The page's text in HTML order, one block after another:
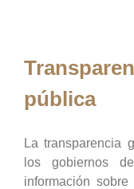
pública
La transparencia
los gobiernos
información